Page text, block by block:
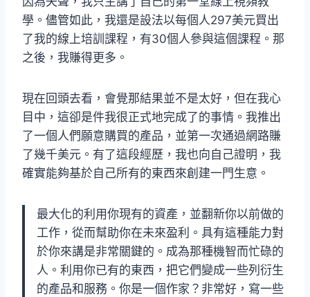
學。儘管如此，我還是設法以每個人297美元買出
了我的線上培訓課程，有30個人參與這個課程。那
之後，我賺得更多。
現在回頭去看，會覺那結果並不是太好，但在我心
目中，這卻是件我很正式地完成了的事情。我推出
了一個人們願意購買的產品，並第一次通過網路賺
了幾千美元。有了這段經歷，我也向自己證明，我
確實能夠基於自己所有的東西來創建一門生意。
最大化的利用你現有的資產，並翻新你以前做的
工作，從而幫助你在未來盈利。具有這種能力對
於你來講是非常關鍵的。成為那種機智而忙碌的
人。利用你已有的東西，把它們變成一些列衍生
的產品和服務。你是一個作家？非常好，寫一些